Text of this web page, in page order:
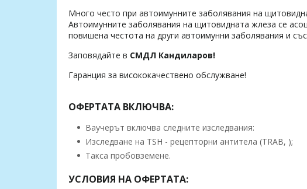
Много често при автоимунните заболявания на
Автоимунните заболявания на щитовидната жлеза се
повишена честота на други автоимунни заболявания и
Заповядайте в СМДЛ Кандиларов!
Гаранция за висококачествено обслужване!
ОФЕРТАТА ВКЛЮЧВА:
Ваучерът включва следните изследвания:
Изследване на TSH - рецепторни антитела (TRAB, );
Такса пробовземене.
УСЛОВИЯ НА ОФЕРТАТА: